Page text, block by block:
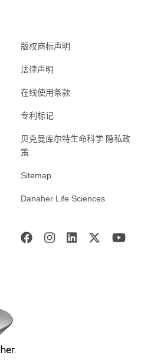
版权商标声明
法律声明
在线使用条款
专利标记
贝克曼库尔特生命科学 隐私政
策
Sitemap
Danaher Life Sciences